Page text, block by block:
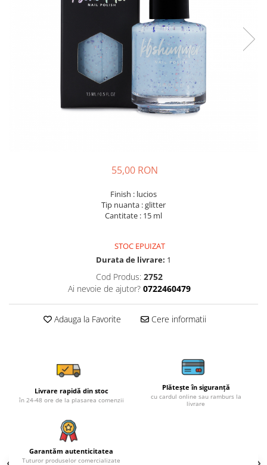
55,00 RON
Finish : lucios
Tip nuanta : glitter
Cantitate : 15 ml
STOC EPUIZAT
Durata de livrare: 1
Cod Produs: 2752
Ai nevoie de ajutor? 0722460479
Adauga la Favorite Cere informatii
Livrare rapidă din stoc
în 24-48 ore de la plasarea comenzii
Plătește în siguranță
cu cardul online sau ramburs la
livrare
Garantăm autenticitatea
Tuturor produselor comercializate